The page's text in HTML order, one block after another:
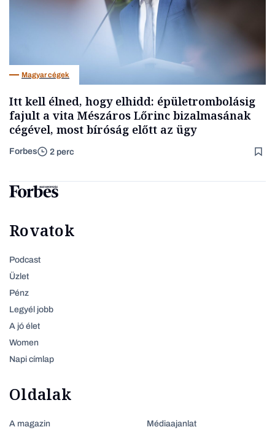
Magyar cégek
Itt kell élned, hogy elhidd: épületrombolásig
fajult a vita Mészáros Lőrinc bizalmasának
cégével, most bíróság előtt az ügy
Forbes 2 perc
Rovatok
Podcast
Üzlet
Pénz
Legyél jobb
A jó élet
Women
Napi címlap
Oldalak
A magazin
Médiaajanlat